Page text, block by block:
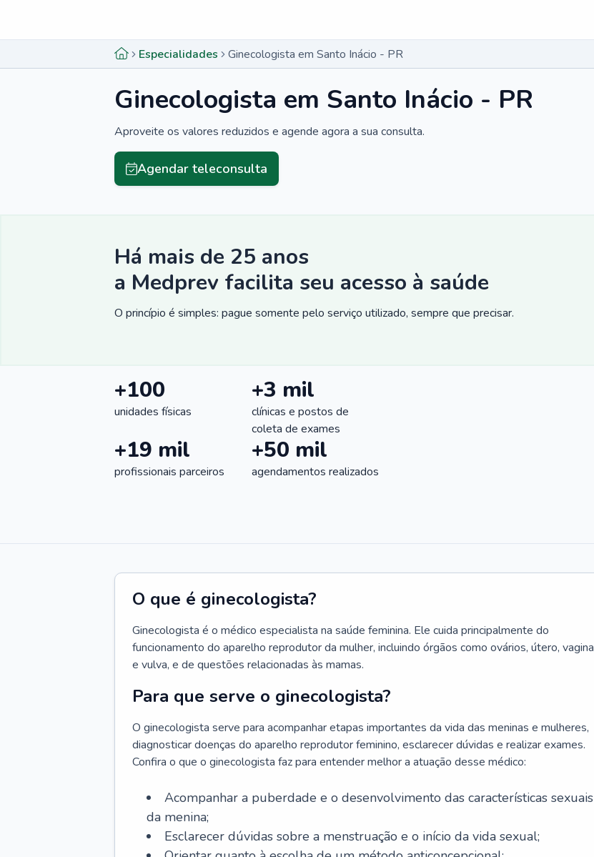
Especialidades Ginecologista em Santo Inácio - PR
Ginecologista em Santo Inácio - PR
Aproveite os valores reduzidos e agende agora a sua consulta.
Agendar teleconsulta
Há mais de 25 anos
a Medprev facilita seu acesso à saúde
O princípio é simples: pague somente pelo serviço utilizado, sempre que precisar.
+100
unidades físicas
+3 mil
clínicas e postos de
coleta de exames
+19 mil
profissionais parceiros
+50 mil
agendamentos realizados
O que é ginecologista?
Ginecologista é o médico especialista na saúde feminina. Ele cuida principalmente do
funcionamento do aparelho reprodutor da mulher, incluindo órgãos como ovários, útero, vagina
e vulva, e de questões relacionadas às mamas.
Para que serve o ginecologista?
O ginecologista serve para acompanhar etapas importantes da vida das meninas e mulheres,
diagnosticar doenças do aparelho reprodutor feminino, esclarecer dúvidas e realizar exames.
Confira o que o ginecologista faz para entender melhor a atuação desse médico:
Acompanhar a puberdade e o desenvolvimento das características sexuais
da menina;
Esclarecer dúvidas sobre a menstruação e o início da vida sexual;